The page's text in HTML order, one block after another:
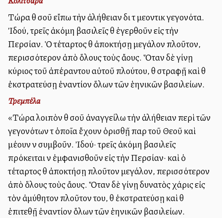
Τώρα θὰ σοῦ εἴπω τὴν ἀλήθειαν διὰ τὰ μελλοντικὰ γεγονότα.
Ἰδού, τρεῖς ἀκόμη βασιλεῖς θὰ ἐγερθοῦν εἰς τὴν
Περσίαν. Ὁ τέταρτος θὰ ἀποκτήσῃ μεγάλον πλοῦτον,
περισσότερον ἀπὸ ὅλους τοὺς ἄλλους. Ὅταν δὲ γίνῃ
κύριος τοῦ ἀπέραντου αὐτοῦ πλούτου, θὰ στραφῇ καὶ θὰ
ἐκστρατεύσῃ ἐναντίον ὅλων τῶν ἑλληνικῶν βασιλείων.
Τρεμπέλα
«Τώρα λοιπὸν θὰ σοῦ ἀναγγείλω τὴν ἀλήθειαν περὶ τῶν
γεγονότων τὰ ὁποῖα ἔχουν ὁρισθῇ παρὰ τοῦ Θεοῦ καὶ
μέλλουν νὰ συμβοῦν. Ἰδού· τρεῖς ἀκόμη βασιλεῖς
πρόκειται νὰ ἐμφανισθοῦν εἰς τὴν Περσίαν· καὶ ὁ
τέταρτος θὰ ἀποκτήσῃ πλοῦτον μεγάλον, περισσότερον
ἀπὸ ὅλους τοὺς ἄλλους. Ὅταν δὲ γίνῃ δυνατὸς χάρις εἰς
τὸν ἀμύθητον πλοῦτον του, θὰ ἐκστρατεύσῃ καὶ θὰ
ἐπιτεθῇ ἐναντίον ὅλων τῶν ἑλληνικῶν βασιλείων.